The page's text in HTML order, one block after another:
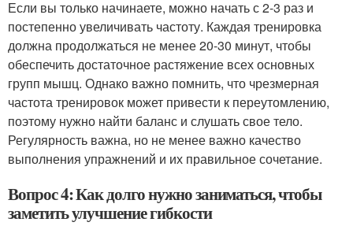
Если вы только начинаете, можно начать с 2-3 раз и
постепенно увеличивать частоту. Каждая тренировка
должна продолжаться не менее 20-30 минут, чтобы
обеспечить достаточное растяжение всех основных
групп мышц. Однако важно помнить, что чрезмерная
частота тренировок может привести к переутомлению,
поэтому нужно найти баланс и слушать свое тело.
Регулярность важна, но не менее важно качество
выполнения упражнений и их правильное сочетание.
Вопрос 4: Как долго нужно заниматься, чтобы
заметить улучшение гибкости